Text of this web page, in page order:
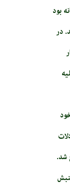
بود
در
شد.